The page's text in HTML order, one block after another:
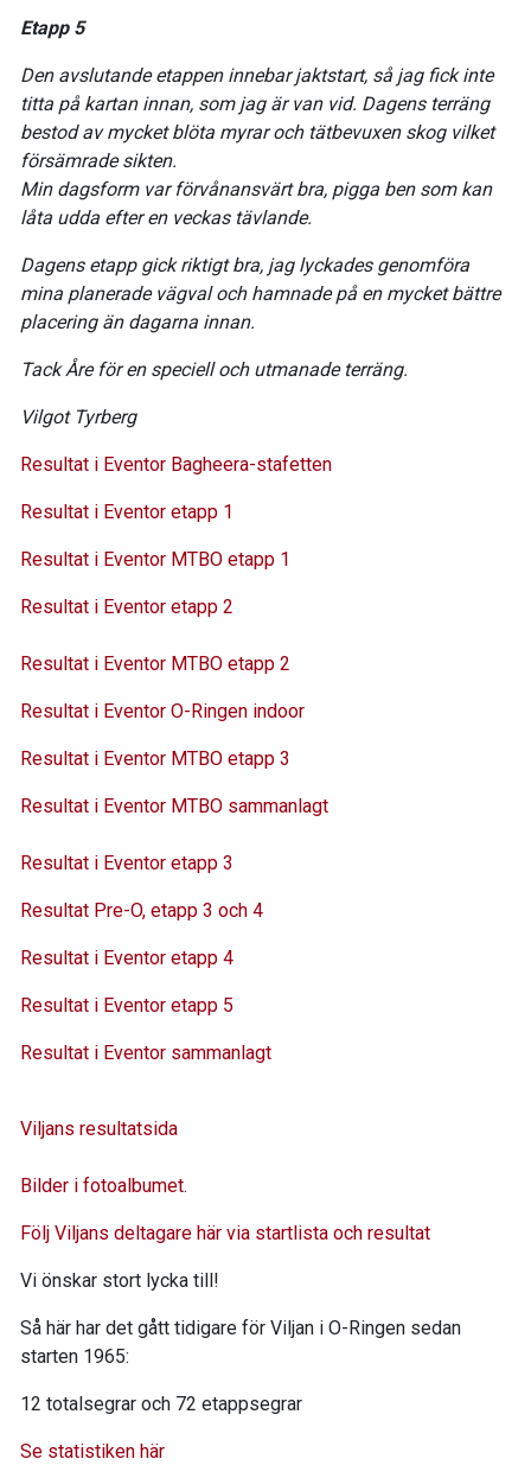
Etapp 5
Den avslutande etappen innebar jaktstart, så jag fick inte
titta på kartan innan, som jag är van vid. Dagens terräng
bestod av mycket blöta myrar och tätbevuxen skog vilket
försämrade sikten.
Min dagsform var förvånansvärt bra, pigga ben som kan
låta udda efter en veckas tävlande.
Dagens etapp gick riktigt bra, jag lyckades genomföra
mina planerade vägval och hamnade på en mycket bättre
placering än dagarna innan.
Tack Åre för en speciell och utmanade terräng.
Vilgot Tyrberg
Resultat i Eventor Bagheera-stafetten
Resultat i Eventor etapp 1
Resultat i Eventor MTBO etapp 1
Resultat i Eventor etapp 2
Resultat i Eventor MTBO etapp 2
Resultat i Eventor O-Ringen indoor
Resultat i Eventor MTBO etapp 3
Resultat i Eventor MTBO sammanlagt
Resultat i Eventor etapp 3
Resultat Pre-O, etapp 3 och 4
Resultat i Eventor etapp 4
Resultat i Eventor etapp 5
Resultat i Eventor sammanlagt
Viljans resultatsida
Bilder i fotoalbumet.
Följ Viljans deltagare här via startlista och resultat
Vi önskar stort lycka till!
Så här har det gått tidigare för Viljan i O-Ringen sedan
starten 1965:
12 totalsegrar och 72 etappsegrar
Se statistiken här